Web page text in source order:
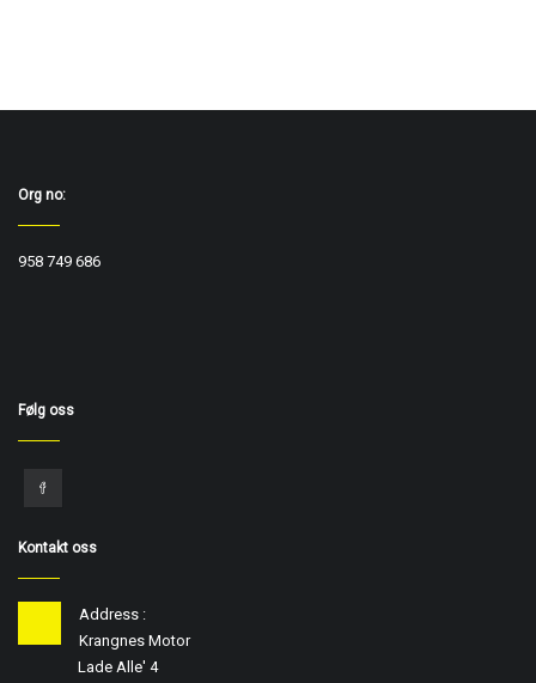
Org no:
958 749 686
Følg oss
Kontakt oss
Address :
Krangnes Motor
Lade Alle' 4